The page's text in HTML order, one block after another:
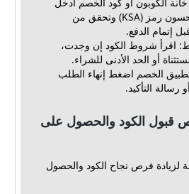
الكوبون أو كود الخصم أدخل
كود خصم متجر حسون رمز (KSA) وتحقق من
إتمام الدفع.
اقرأ شروط الكود إن وجدت،
أو الحد الأدنى للشراء.
تطبيق الخصم اضغط إنهاء الطلب
رسالة التأكيد.
قبول الكود والحصول على
لزيادة فرص نجاح الكود والحصول